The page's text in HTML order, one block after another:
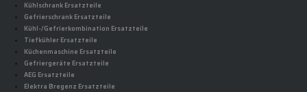
Kühlschrank Ersatzteile
Gefrierschrank Ersatzteile
Kühl-/Gefrierkombination Ersatzteile
Tiefkühler Ersatzteile
Küchenmaschine Ersatzteile
Gefriergeräte Ersatzteile
AEG Ersatzteile
Elektra Bregenz Ersatzteile